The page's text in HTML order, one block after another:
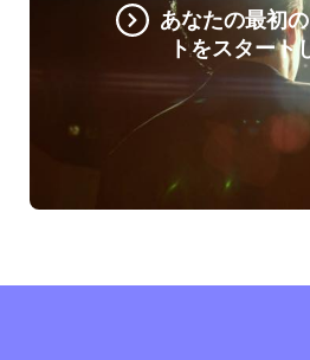
あなたの最初
トをスタート